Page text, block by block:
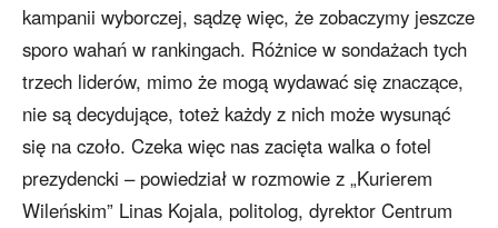
kampanii wyborczej, sądzę więc, że zobaczymy jeszcze
sporo wahań w rankingach. Różnice w sondażach tych
trzech liderów, mimo że mogą wydawać się znaczące,
nie są decydujące, toteż każdy z nich może wysunąć
się na czoło. Czeka więc nas zacięta walka o fotel
prezydencki – powiedział w rozmowie z „Kurierem
Wileńskim” Linas Kojala, politolog, dyrektor Centrum